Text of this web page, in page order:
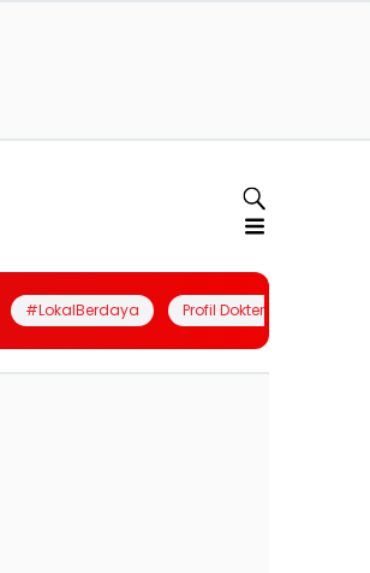
#LokalBerdaya Profil Dokter